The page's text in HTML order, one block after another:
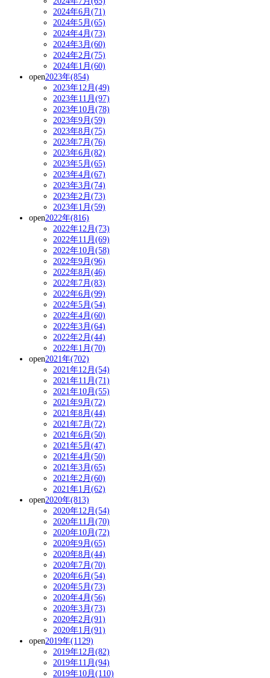
2024年6月(71)
2024年5月(65)
2024年4月(73)
2024年3月(60)
2024年2月(75)
2024年1月(60)
open2023年(854)
2023年12月(49)
2023年11月(97)
2023年10月(78)
2023年9月(59)
2023年8月(75)
2023年7月(76)
2023年6月(82)
2023年5月(65)
2023年4月(67)
2023年3月(74)
2023年2月(73)
2023年1月(59)
open2022年(816)
2022年12月(73)
2022年11月(69)
2022年10月(58)
2022年9月(96)
2022年8月(46)
2022年7月(83)
2022年6月(99)
2022年5月(54)
2022年4月(60)
2022年3月(64)
2022年2月(44)
2022年1月(70)
open2021年(702)
2021年12月(54)
2021年11月(71)
2021年10月(55)
2021年9月(72)
2021年8月(44)
2021年7月(72)
2021年6月(50)
2021年5月(47)
2021年4月(50)
2021年3月(65)
2021年2月(60)
2021年1月(62)
open2020年(813)
2020年12月(54)
2020年11月(70)
2020年10月(72)
2020年9月(65)
2020年8月(44)
2020年7月(70)
2020年6月(54)
2020年5月(73)
2020年4月(56)
2020年3月(73)
2020年2月(91)
2020年1月(91)
open2019年(1129)
2019年12月(82)
2019年11月(94)
2019年10月(110)